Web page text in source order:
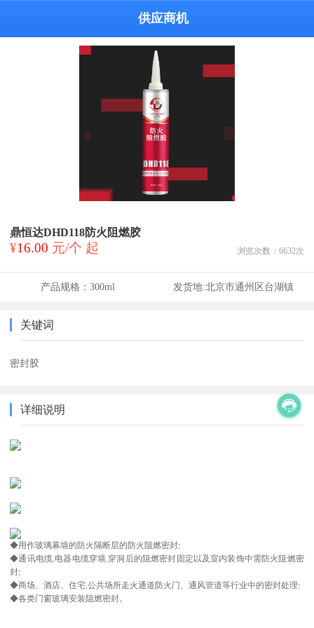
供应商机
鼎恒达DHD118防火阻燃胶
¥16.00 元/个 起 浏览次数： 6632次
产品规格： 300ml 发货地:北京市通州区台湖镇
关键词
密封胶
详细说明
◆用作玻璃幕墙的防火隔断层的防火阻燃密封;
◆通讯电缆,电器电缆穿墙,穿洞后的阻燃密封固定以及室内装饰中需防火阻燃密
封;
◆商场、酒店、住宅,公共场所走火通道防火门、通风管道等行业中的密封处理;
◆各类门窗玻璃安装阻燃密封。